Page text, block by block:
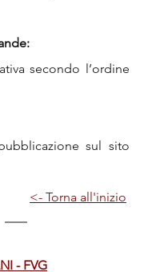
sul sito
<- Torna all'inizio
- FVG